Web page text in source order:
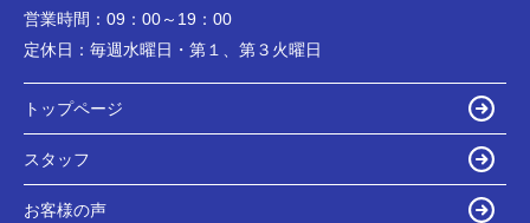
営業時間： 09：00～19：00
定休日： 毎週水曜日・第１、第３火曜日
トップページ
スタッフ
お客様の声